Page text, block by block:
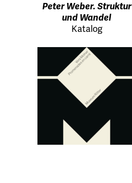
Peter Weber. Struktur
und Wandel
Katalog